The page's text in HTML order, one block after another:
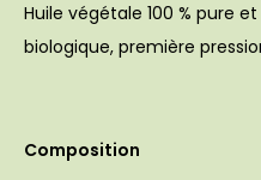
Huile végétale 100 % pure
biologique, première
Composition